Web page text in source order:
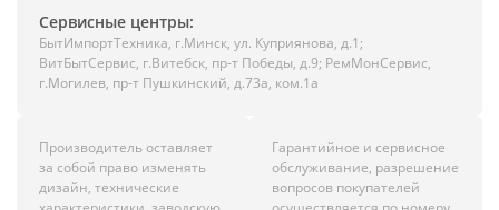
Сервисные центры:
БытИмпортТехника, г.Минск, ул. Куприянова, д.1;
ВитБытСервис, г.Витебск, пр-т Победы, д.9; РемМонСервис,
г.Могилев, пр-т Пушкинский, д.73а, ком.1а
Производитель оставляет
за собой право изменять
дизайн, технические
Гарантийное и сервисное
обслуживание, разрешение
вопросов покупателей